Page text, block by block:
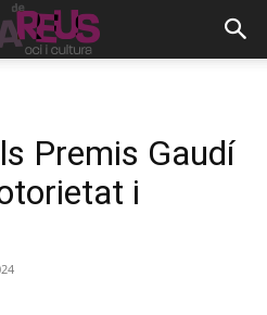
Premis Gaudí
i